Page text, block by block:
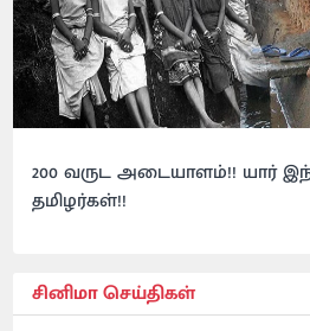
200 வருட அடையாளம்!! யார்
தமிழர்கள்!!
சினிமா செய்திகள்